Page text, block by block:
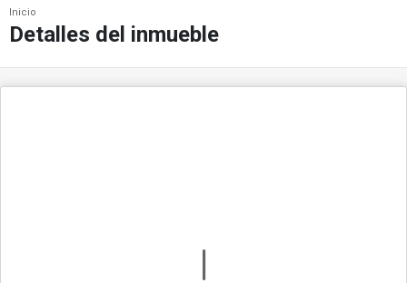
Inicio
Detalles del inmueble